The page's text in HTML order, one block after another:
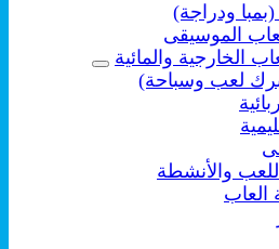
ودراجة)
الموسيقى
الخارجية والمائية
لعب وسباحة)
والأنشطة